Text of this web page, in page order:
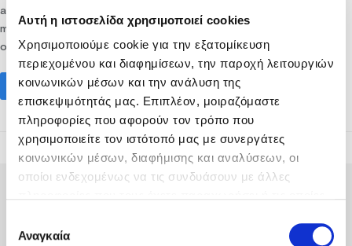
Αυτή η ιστοσελίδα χρησιμοποιεί cookies
Χρησιμοποιούμε cookie για την εξατομίκευση
περιεχομένου και διαφημίσεων, την παροχή λειτουργιών
κοινωνικών μέσων και την ανάλυση της
επισκεψιμότητάς μας. Επιπλέον, μοιραζόμαστε
πληροφορίες που αφορούν τον τρόπο που
χρησιμοποιείτε τον ιστότοπό μας με συνεργάτες
κοινωνικών μέσων, διαφήμισης και αναλύσεων, οι
οποίοι ενδεχομένως να τις συνδυάσουν με άλλες
των υπηρεσιών τους.
συγκατάθεσης
Αναγκαία
arts have their root in Greece.” ~ Percy Bysshe Shelley 2021
marks the bicentenary of the Greek Revolution of 1821 -
officially the Greek War of Independence - when…
Read More